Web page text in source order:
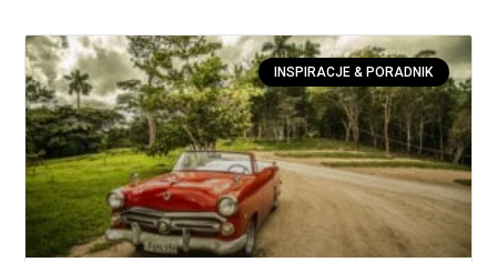
INSPIRACJE & PORADNIK